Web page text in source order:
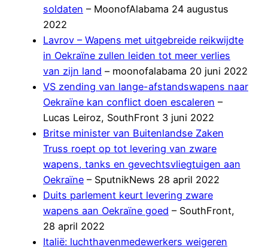
soldaten – MoonofAlabama 24 augustus
2022
Lavrov – Wapens met uitgebreide reikwijdte
in Oekraïne zullen leiden tot meer verlies
van zijn land – moonofalabama 20 juni 2022
VS zending van lange-afstandswapens naar
Oekraïne kan conflict doen escaleren –
Lucas Leiroz, SouthFront 3 juni 2022
Britse minister van Buitenlandse Zaken
Truss roept op tot levering van zware
wapens, tanks en gevechtsvliegtuigen aan
Oekraïne – SputnikNews 28 april 2022
Duits parlement keurt levering zware
wapens aan Oekraïne goed – SouthFront,
28 april 2022
Italië: luchthavenmedewerkers weigeren